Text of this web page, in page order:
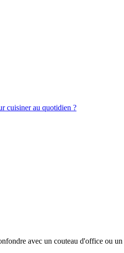
cuisiner au quotidien ?
avec un couteau d'office ou